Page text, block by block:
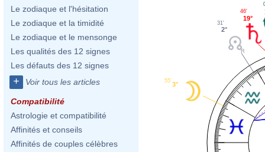
Le zodiaque et l'hésitation
Le zodiaque et la timidité
Le zodiaque et le mensonge
Les qualités des 12 signes
Les défauts des 12 signes
+ Voir tous les articles
Compatibilité
Astrologie et compatibilité
Affinités et conseils
Affinités de couples célèbres
19°
46'
2°
31'
3°
55'